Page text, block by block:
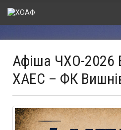
Афіша ЧХО-2026
ХАЕС – ФК